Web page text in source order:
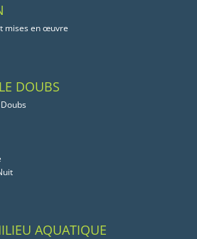
mises en œuvre
DOUBS
AQUATIQUE